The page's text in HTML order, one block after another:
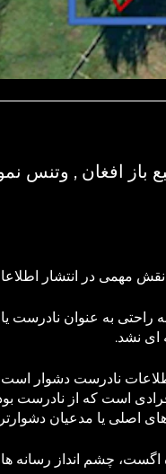
باز افغان , وتنس
مهمی در انتشار اطلاعات
راحتی به عنوان نادرست
‌ای نشد.
نادرست دشوار
است که از نادرست
اصلی یا مدعیان
چشم انداز رسانه